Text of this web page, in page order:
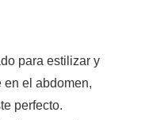
para estilizar y
en el abdomen,
perfecto.